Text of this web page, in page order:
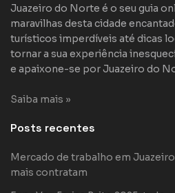
Juazeiro do Norte é o seu guia
maravilhas desta cidade
turísticos imperdíveis até dicas
tornar a sua experiência
e apaixone-se por Juazeiro do
Saiba mais »
Posts recentes
Mercado de trabalho em
mais contratam